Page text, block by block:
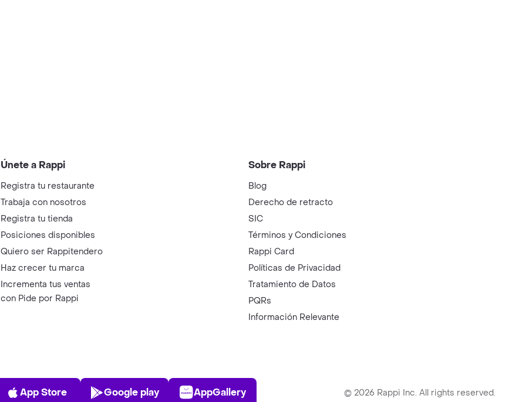
Únete a Rappi
Registra tu restaurante
Trabaja con nosotros
Registra tu tienda
Posiciones disponibles
Quiero ser Rappitendero
Haz crecer tu marca
Incrementa tus ventas
con Pide por Rappi
Sobre Rappi
Blog
Derecho de retracto
SIC
Términos y Condiciones
Rappi Card
Políticas de Privacidad
Tratamiento de Datos
PQRs
Información Relevante
App Store
App Store
Play Store
Google play
AppGallery
AppGallery © 2026 Rappi Inc. All rights reserved.